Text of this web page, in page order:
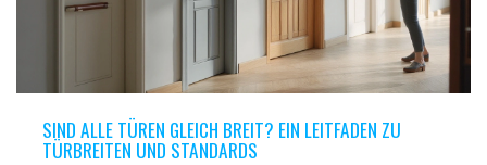
SIND ALLE TÜREN GLEICH BREIT? EIN LEITFADEN ZU
TÜRBREITEN UND STANDARDS